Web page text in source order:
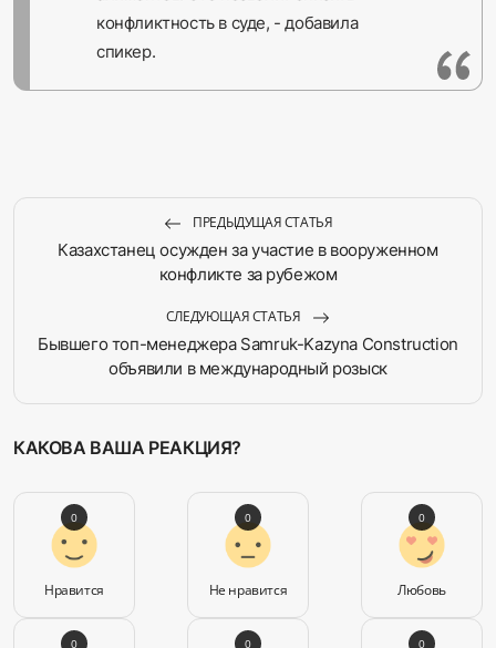
конфликтность в суде, - добавила
спикер.
ПРЕДЫДУЩАЯ СТАТЬЯ
Казахстанец осужден за участие в вооруженном
конфликте за рубежом
СЛЕДУЮЩАЯ СТАТЬЯ
Бывшего топ-менеджера Samruk-Kazyna Construction
объявили в международный розыск
КАКОВА ВАША РЕАКЦИЯ?
Нравится
0
Не нравится
0
Любовь
0
0 0 0